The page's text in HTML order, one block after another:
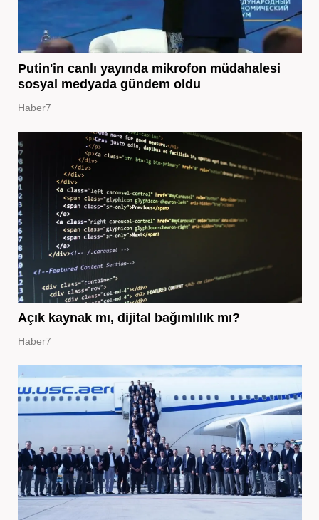
Putin'in canlı yayında mikrofon müdahalesi
sosyal medyada gündem oldu
Haber7
Açık kaynak mı, dijital bağımlılık mı?
Haber7